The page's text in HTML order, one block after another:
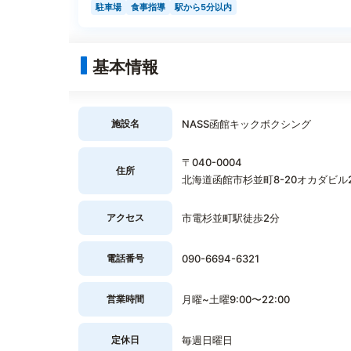
駐車場 食事指導 駅から5分以内
基本情報
施設名 NASS函館キックボクシング
住所
〒040-0004
北海道函館市杉並町8-20オカダビル
アクセス 市電杉並町駅徒歩2分
電話番号 090-6694-6321
営業時間 月曜~土曜9:00〜22:00
定休日 毎週日曜日